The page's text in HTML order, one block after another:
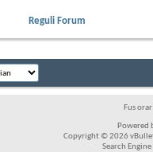
Reguli Forum
Fus
Powered
Copyright © 2026
Search